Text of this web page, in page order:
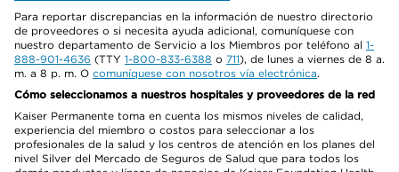
Para reportar discrepancias en la información de nuestro directorio
de proveedores o si necesita ayuda adicional, comuníquese con
nuestro departamento de Servicio a los Miembros por teléfono al 1-
888-901-4636 (TTY 1-800-833-6388 o 711), de lunes a viernes de 8 a.
m. a 8 p. m. O comuníquese con nosotros vía electrónica.
Cómo seleccionamos a nuestros hospitales y proveedores de la red
Kaiser Permanente toma en cuenta los mismos niveles de calidad,
experiencia del miembro o costos para seleccionar a los
profesionales de la salud y los centros de atención en los planes del
nivel Silver del Mercado de Seguros de Salud que para todos los